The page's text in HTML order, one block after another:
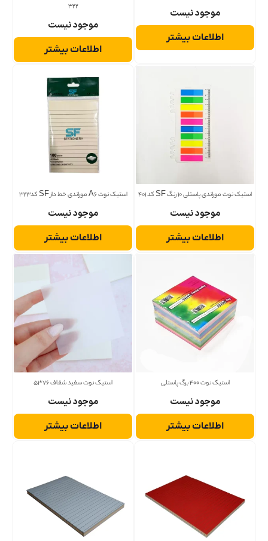
موجود نیست
اطلاعات بیشتر
موجود نیست
اطلاعات بیشتر
استیک نوت موراندی پاستلی 10 رنگ SF کد 401
موجود نیست
اطلاعات بیشتر
استیک نوت A6 موراندی خط دار SF کد323
موجود نیست
اطلاعات بیشتر
استیک نوت 400 برگ پاستلی
موجود نیست
اطلاعات بیشتر
استیک نوت سفید شفاف 76*51
موجود نیست
اطلاعات بیشتر